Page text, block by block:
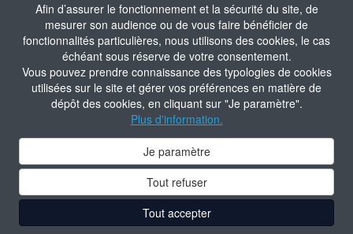
Afin d’assurer le fonctionnement et la sécurité du site, de
mesurer son audience ou de vous faire bénéficier de
fonctionnalités particulières, nous utilisons des cookies, le cas
échéant sous réserve de votre consentement.
Vous pouvez prendre connaissance des typologies de cookies
utilisées sur le site et gérer vos préférences en matière de
dépôt des cookies, en cliquant sur "Je paramètre".
Plus d'information.
Je paramètre
Tout refuser
Tout accepter